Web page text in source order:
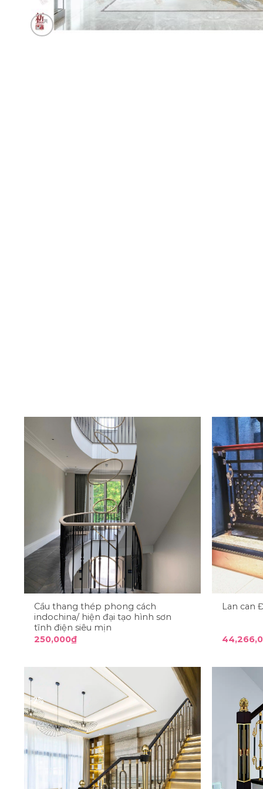
Cầu thang thép phong cách
indochina/ hiện đại tạo hình sơn
tĩnh điện siêu mịn
250,000₫
Lan can
-2%